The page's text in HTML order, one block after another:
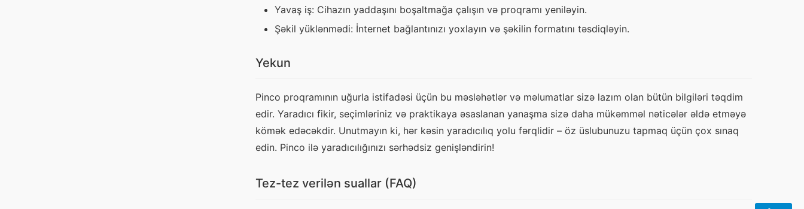
Yavaş iş: Cihazın yaddaşını boşaltmağa çalışın və proqramı yeniləyin.
Şəkil yüklənmədi: İnternet bağlantınızı yoxlayın və şəkilin formatını təsdiqləyin.
Yekun
Pinco proqramının uğurla istifadəsi üçün bu məsləhətlər və məlumatlar sizə lazım olan bütün bilgiləri təqdim
edir. Yaradıcı fikir, seçimləriniz və praktikaya əsaslanan yanaşma sizə daha mükəmməl nəticələr əldə etməyə
kömək edəcəkdir. Unutmayın ki, hər kəsin yaradıcılıq yolu fərqlidir – öz üslubunuzu tapmaq üçün çox sınaq
edin. Pinco ilə yaradıcılığınızı sərhədsiz genişləndirin!
Tez-tez verilən suallar (FAQ)